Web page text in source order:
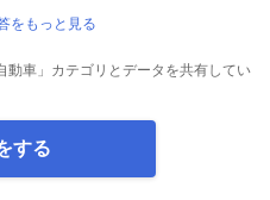
をもっと見る
動車」カテゴリとデータを共有してい
する